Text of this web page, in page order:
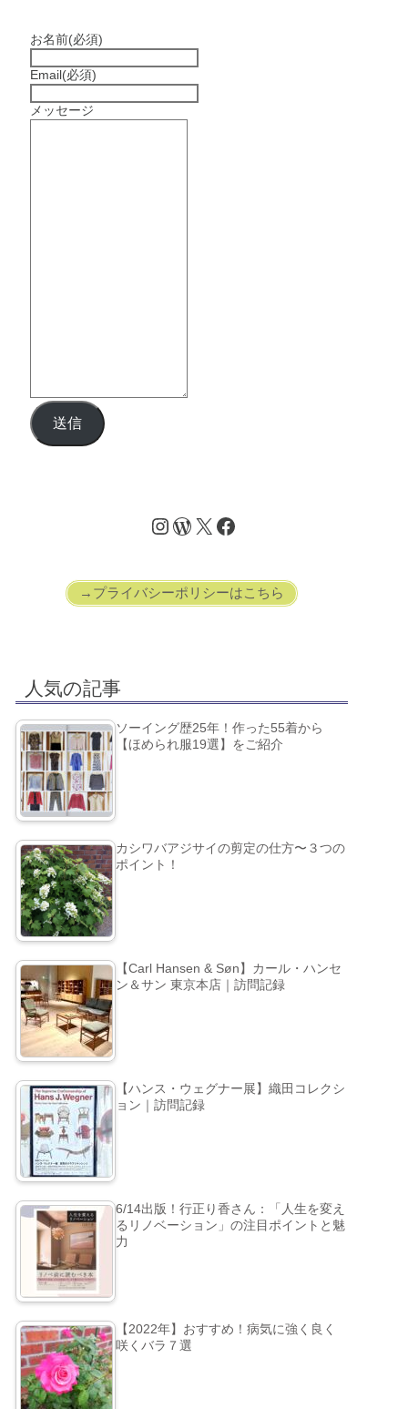
お名前(必須)
Email(必須)
メッセージ
送信
→プライバシーポリシーはこちら
人気の記事
ソーイング歴25年！作った55着から
【ほめられ服19選】をご紹介
カシワバアジサイの剪定の仕方〜３つの
ポイント！
【Carl Hansen & Søn】カール・ハンセ
ン＆サン 東京本店｜訪問記録
【ハンス・ウェグナー展】織田コレクシ
ョン｜訪問記録
6/14出版！行正り香さん：「人生を変え
るリノベーション」の注目ポイントと魅
力
【2022年】おすすめ！病気に強く良く
咲くバラ７選